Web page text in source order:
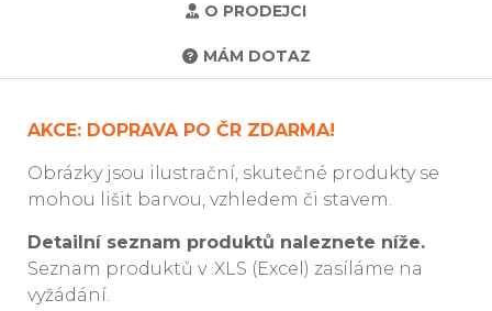
O PRODEJCI
MÁM DOTAZ
AKCE: DOPRAVA PO ČR ZDARMA!
Obrázky jsou ilustrační, skutečné produkty se
mohou lišit barvou, vzhledem či stavem.
Detailní seznam produktů naleznete níže.
Seznam produktů v .XLS (Excel) zasíláme na
vyžádání.